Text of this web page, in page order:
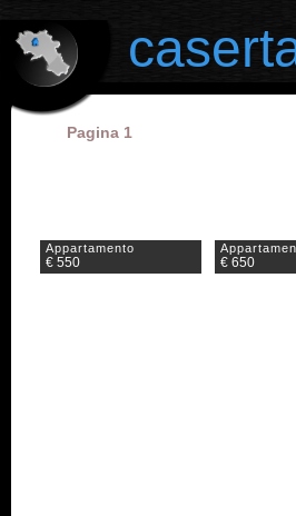
Pagina 1
Appartamento
€ 550 € 650